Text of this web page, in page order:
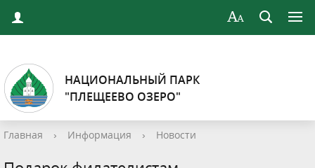
НАЦИОНАЛЬНЫЙ ПАРК
"ПЛЕЩЕЕВО ОЗЕРО"
Главная › Информация › Новости